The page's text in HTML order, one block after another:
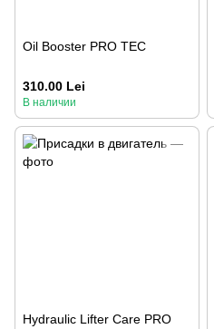
Oil Booster PRO TEC
310.00 Lei
В наличии
Hydraulic Lifter Care PRO